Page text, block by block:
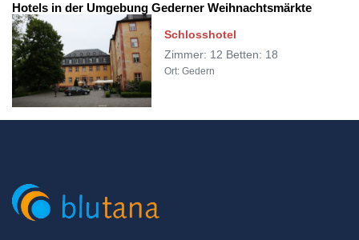
Hotels in der Umgebung Gederner Weihnachtsmärkte
Schlosshotel
Zimmer: 12 Betten: 18
Ort: Gedern